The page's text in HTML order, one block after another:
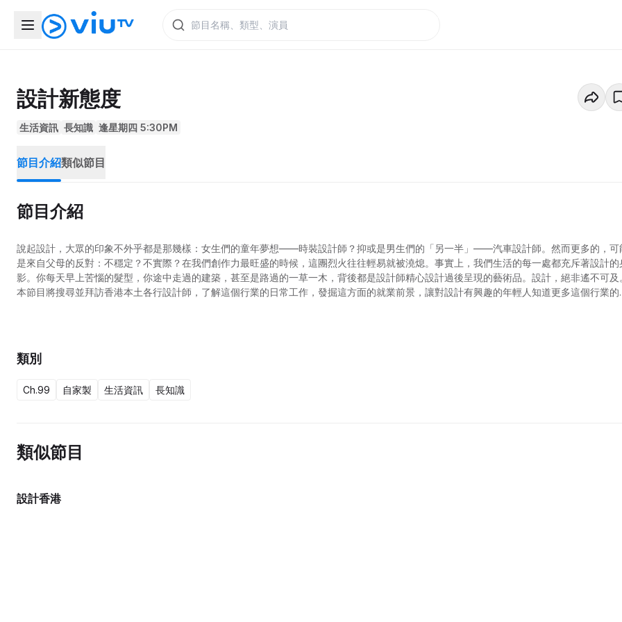
設計新態度
生活資訊 長知識 逢星期四 5:30PM
節目介紹類似節目
節目介紹
說起設計，大眾的印象不外乎都是那幾樣：女生們的童年夢想——時裝設計師？抑或是男生們的「另一半」——汽車設計師。然而更多的，可
是來自父母的反對：不穩定？不實際？在我們創作力最旺盛的時候，這團烈火往往輕易就被澆熄。事實上，我們生活的每一處都充斥著設計的
影。你每天早上苦惱的髮型，你途中走過的建築，甚至是路過的一草一木，背後都是設計師精心設計過後呈現的藝術品。設計，絕非遙不可及
本節目將搜尋並拜訪香港本土各行設計師，了解這個行業的日常工作，發掘這方面的就業前景，讓對設計有興趣的年輕人知道更多這個行業的
類別
Ch.99 自家製 生活資訊 長知識
類似節目
設計香港